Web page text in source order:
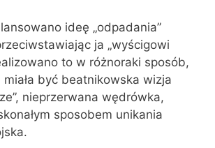
ideę „odpadania”
ja „wyścigowi
to w różnoraki sposób,
być beatnikowska wizja
nieprzerwana wędrówka,
sposobem unikania